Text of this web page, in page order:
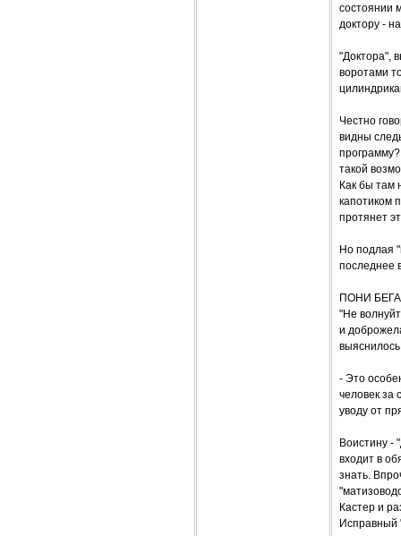
состоянии
доктору -
"Доктора",
воротами
Честно
видны
такой
Как бы там
капотиком
протянет
Но подлая
последнее
ПОНИ
"Не
и
- Это
человек за
уводу от
Воистину -
входит в
знать.
Кастер и
Исправный